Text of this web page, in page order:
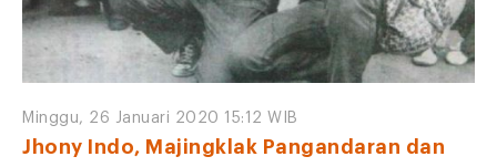
Minggu, 26 Januari 2020 15:12 WIB
Jhony Indo, Majingklak Pangandaran dan